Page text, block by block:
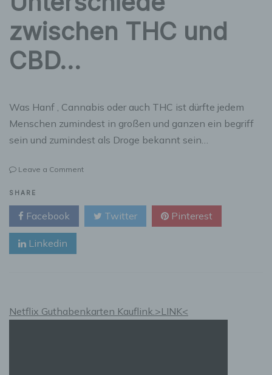
zwischen THC und
CBD…
Was Hanf , Cannabis oder auch THC ist dürfte jedem
Menschen zumindest in großen und ganzen ein begriff
sein und zumindest als Droge bekannt sein…
Leave a Commenton
THC
und
CBD…
SHARE
Facebook Twitter Pinterest
Linkedin
Netflix Guthabenkarten Kauflink.>LINK<